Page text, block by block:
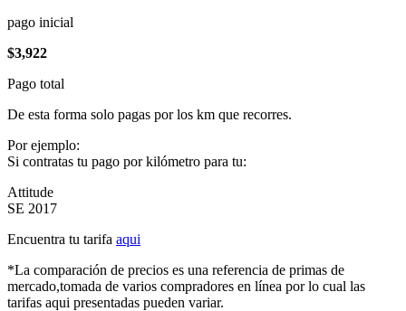
pago inicial
$3,922
Pago total
De esta forma solo pagas por los km que recorres.
Por ejemplo:
Si contratas tu pago por kilómetro para tu:
Attitude
SE 2017
Encuentra tu tarifa aqui
*La comparación de precios es una referencia de primas de
mercado,tomada de varios compradores en línea por lo cual las
tarifas aqui presentadas pueden variar.